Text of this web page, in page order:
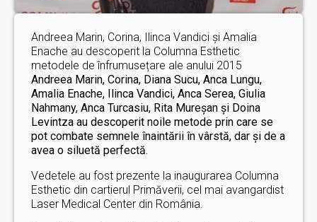
Andreea Marin, Corina, Ilinca Vandici și Amalia
Enache au descoperit la Columna Esthetic
metodele de înfrumusețare ale anului 2015
Andreea Marin, Corina, Diana Sucu, Anca Lungu,
Amalia Enache, Ilinca Vandici, Anca Serea, Giulia
Nahmany, Anca Turcasiu, Rita Mureșan și Doina
Levintza au descoperit noile metode prin care se
pot combate semnele înaintării în vârstă, dar și de a
avea o siluetă perfectă.
Vedetele au fost prezente la inaugurarea Columna
Esthetic din cartierul Primăverii, cel mai avangardist
Laser Medical Center din România.